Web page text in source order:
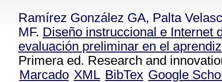
Ramírez González GA, Palta
MF. Diseño instruccional e Internet
evaluación preliminar en el
Primera ed. Research and
Marcado XML BibTex Google